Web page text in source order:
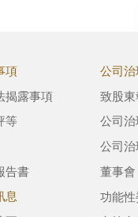
項
揭露事項
等
告書
息
公司治
致股東
公司
公司治
董事會
功能性